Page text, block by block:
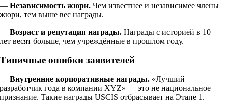
—Независимость жюри. Чем известнее и независимее члены
жюри, тем выше вес награды.
—Возраст и репутация награды. Награды с историей в 10+
лет весят больше, чем учреждённые в прошлом году.
Типичные ошибки заявителей
—Внутренние корпоративные награды. «Лучший
разработчик года в компании XYZ» — это не национальное
признание. Такие награды USCIS отбрасывает на Этапе 1.